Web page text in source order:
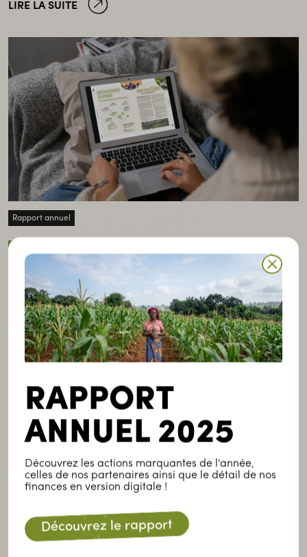
LIRE LA SUITE
Rapport annuel
Rapport annuel 2023
La faim demeure une réalité tragique pour des
millions de personnes à travers le globe. En effet,
en 2023, 281 millions de personnes, dans 59 pays,
étaient confrontées à une insécurité alimentaire
LIRE LA SUITE
Newsletter
Inscrivez-vous à notre newsletter pour être
informé(e) des dernières actualités et
RAPPORT
ANNUEL 2025
Découvrez les actions marquantes de l'année,
celles de nos partenaires ainsi que le détail de nos
finances en version digitale !
Découvrez le rapport